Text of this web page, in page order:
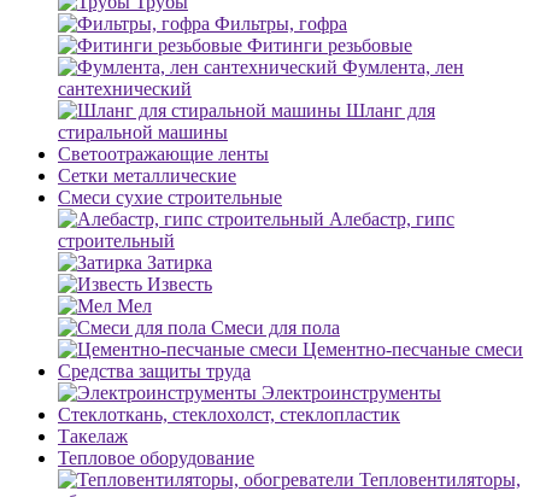
Фильтры, гофра
Фитинги резьбовые
Фумлента, лен
сантехнический
Шланг для
стиральной машины
Светоотражающие ленты
Сетки металлические
Смеси сухие строительные
Алебастр, гипс
строительный
Затирка
Известь
Мел
Смеси для пола
Цементно-песчаные смеси
Средства защиты труда
Электроинструменты
Стеклоткань, стеклохолст, стеклопластик
Такелаж
Тепловое оборудование
Тепловентиляторы,